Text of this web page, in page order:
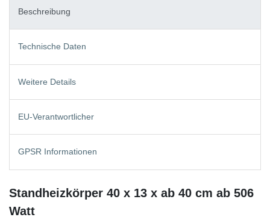
Beschreibung
Technische Daten
Weitere Details
EU-Verantwortlicher
GPSR Informationen
Standheizkörper 40 x 13 x ab 40 cm ab 506
Watt